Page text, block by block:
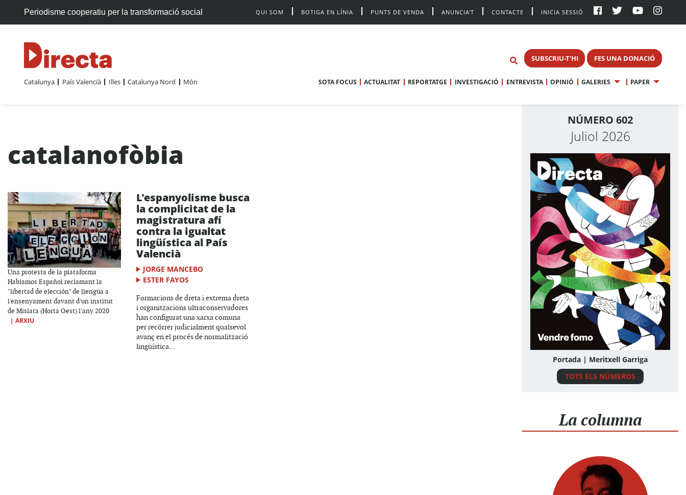
Periodisme cooperatiu per la transformació social QUI SOM BOTIGA EN LÍNIA PUNTS DE VENDA ANUNCIA’T CONTACTE INICIA SESSIÓ
SUBSCRIU-T'HI FES UNA DONACIÓ
Catalunya País Valencià Illes Catalunya Nord Món SOTA FOCUS ACTUALITAT REPORTATGE INVESTIGACIÓ ENTREVISTA OPINIÓ GALERIES PAPER
catalanofòbia
Una protesta de la plataforma
Hablamos Español reclamant la
"libertad de elección" de llengüa a
l'ensenyament davant d'un institut
de Mislata (Horta Oest) l'any 2020
| ARXIU
L'espanyolisme busca
la complicitat de la
magistratura afí
contra la igualtat
lingüística al País
Valencià
JORGE MANCEBO
ESTER FAYOS
Formacions de dreta i extrema dreta
i organitzacions ultraconservadores
han configurat una xarxa comuna
per recórrer judicialment qualsevol
avanç en el procés de normalització
lingüística...
NÚMERO 602
Juliol 2026
Portada | Meritxell Garriga
TOTS ELS NÚMEROS
La columna